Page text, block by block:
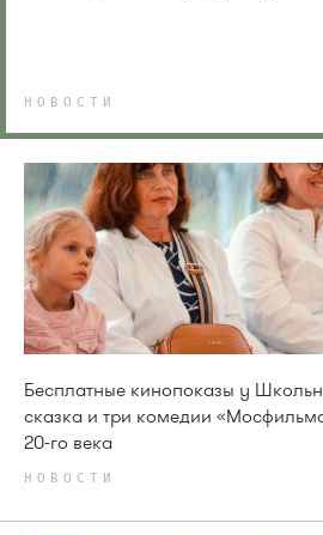
НОВОСТИ
Бесплатные кинопоказы у
сказка и три комедии
20-го века
НОВОСТИ